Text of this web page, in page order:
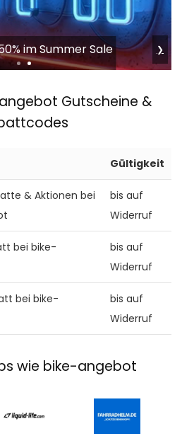
Home & Sicherheit ❯
Gutscheine &
Gültigkeit
& Aktionen bei
bis auf
Widerruf
bei bike-
bis auf
Widerruf
bei bike-
bis auf
Widerruf
wie bike-angebot